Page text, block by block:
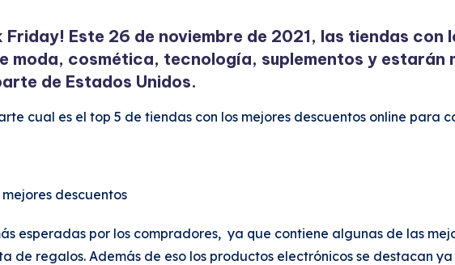
Friday! Este 26 de noviembre de 2021, las tiendas con
moda, cosmética, tecnología, suplementos y
de Estados Unidos.
cual es el top 5 de tiendas con los mejores descuentos online para
esperadas por los compradores, ya que contiene algunas de las
de regalos. Además de eso los productos electrónicos se destacan